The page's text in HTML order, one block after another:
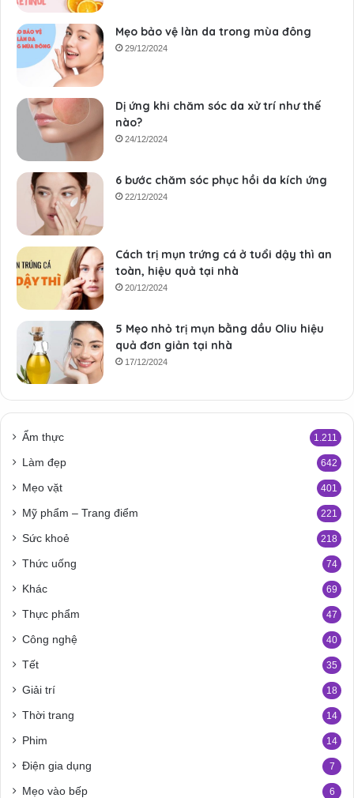
Mẹo bảo vệ làn da trong mùa đông
29/12/2024
Dị ứng khi chăm sóc da xử trí như thế
nào?
24/12/2024
6 bước chăm sóc phục hồi da kích ứng
22/12/2024
Cách trị mụn trứng cá ở tuổi dậy thì an
toàn, hiệu quả tại nhà
20/12/2024
5 Mẹo nhỏ trị mụn bằng dầu Oliu hiệu
quả đơn giản tại nhà
17/12/2024
Ẩm thực 1.211
Làm đẹp 642
Mẹo vặt 401
Mỹ phẩm – Trang điểm 221
Sức khoẻ 218
Thức uống 74
Khác 69
Thực phẩm 47
Công nghệ 40
Tết 35
Giải trí 18
Thời trang 14
Phim 14
Điện gia dụng 7
Mẹo vào bếp 6